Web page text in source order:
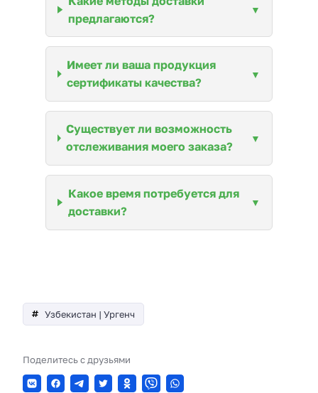
предлагаются?
Имеет ли ваша продукция
сертификаты качества?
Существует ли возможность
отслеживания моего заказа?
Какое время потребуется для
доставки?
Узбекистан | Ургенч
Поделитесь с друзьями